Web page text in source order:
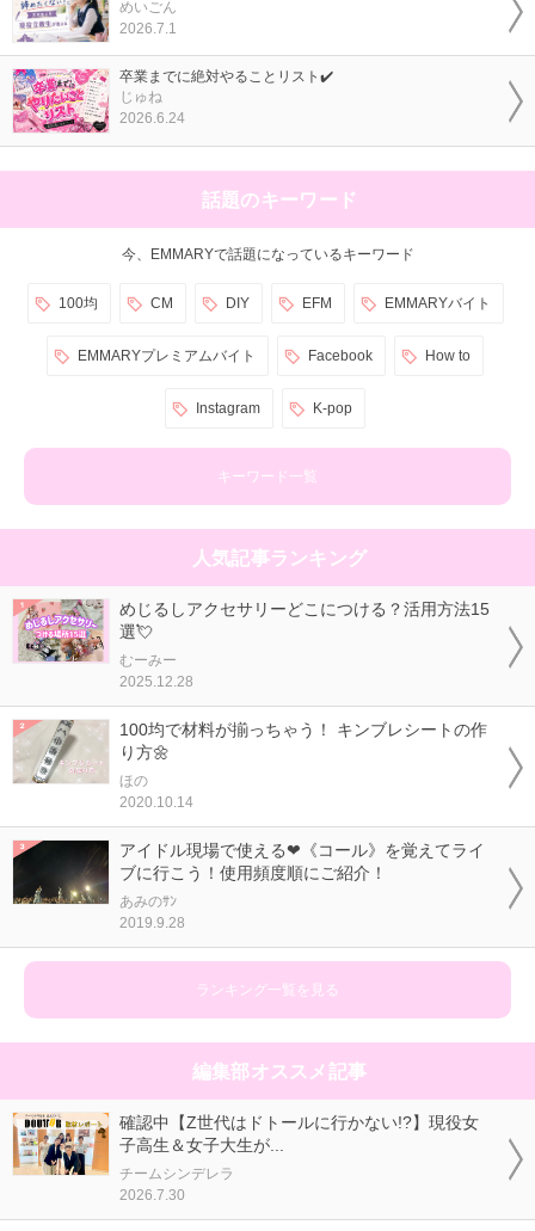
めいごん
2026.7.1
卒業までに絶対やることリスト✔️
じゅね
2026.6.24
話題のキーワード
今、EMMARYで話題になっているキーワード
100均 CM DIY EFM EMMARYバイト
EMMARYプレミアムバイト Facebook How to
Instagram K-pop
キーワード一覧
人気記事ランキング
めじるしアクセサリーどこにつける？活用方法15
選💘
むーみー
2025.12.28
100均で材料が揃っちゃう！ キンブレシートの作
り方🌼
ほの
2020.10.14
アイドル現場で使える❤《コール》を覚えてライ
ブに行こう！使用頻度順にご紹介！
あみのｻﾝ
2019.9.28
ランキング一覧を見る
編集部オススメ記事
確認中【Z世代はドトールに行かない!?】現役女
子高生＆女子大生が...
チームシンデレラ
2026.7.30